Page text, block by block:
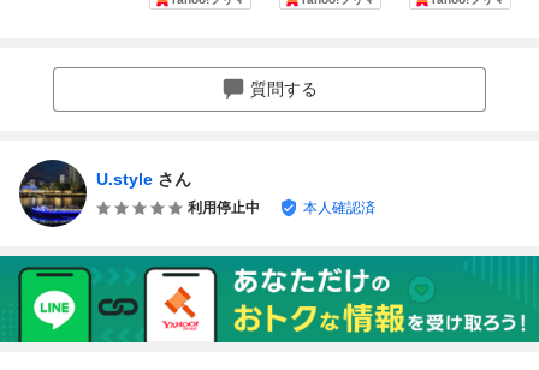
グネックレス Outfi
ローバー ストーン
ンストーン 2way
質問する
U.style さん
利用停止中 本人確認済